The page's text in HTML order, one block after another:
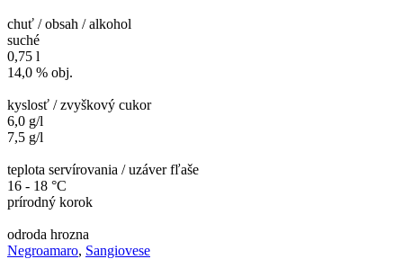
chuť / obsah / alkohol
suché
0,75 l
14,0 % obj.
kyslosť / zvyškový cukor
6,0 g/l
7,5 g/l
teplota servírovania / uzáver fľaše
16 - 18 °C
prírodný korok
odroda hrozna
Negroamaro, Sangiovese